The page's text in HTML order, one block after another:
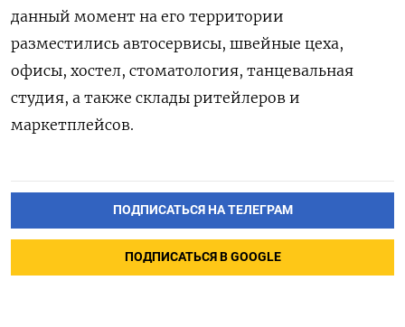
данный момент на его территории
разместились автосервисы, швейные цеха,
офисы, хостел, стоматология, танцевальная
студия, а также склады ритейлеров и
маркетплейсов.
ПОДПИСАТЬСЯ НА ТЕЛЕГРАМ
ПОДПИСАТЬСЯ В GOOGLE